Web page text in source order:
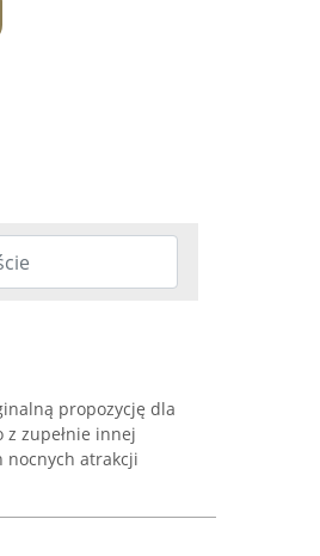
propozycję dla
zupełnie innej
nocnych atrakcji